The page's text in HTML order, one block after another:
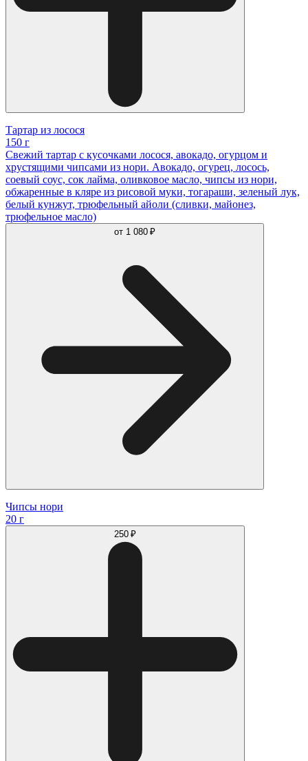
Тартар из лосося
150 г
Свежий тартар с кусочками лосося, авокадо, огурцом и
хрустящими чипсами из нори. Авокадо, огурец, лосось,
соевый соус, сок лайма, оливковое масло, чипсы из нори,
обжаренные в кляре из рисовой муки, тогараши, зеленый лук,
белый кунжут, трюфельный айоли (сливки, майонез,
трюфельное масло)
от 1 080 ₽
Чипсы нори
20 г
250 ₽